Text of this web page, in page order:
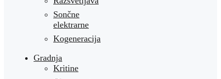
Sončne
elektrarne
Kogeneracija
Gradnja
Kritine